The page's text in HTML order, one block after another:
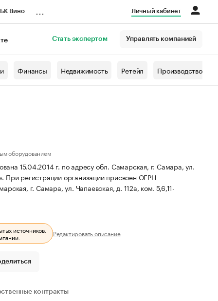
Вино Личный кабинет
Стать экспертом Управлять компанией
Финансы Недвижимость Ретейл Производство
оборудованием
15.04.2014 г. по адресу обл. Самарская, г. Самара, ул.
При регистрации организации присвоен ОГРН
г. Самара, ул. Чапаевская, д. 112а, ком. 5,6,11-
источников. Редактировать описание
контракты